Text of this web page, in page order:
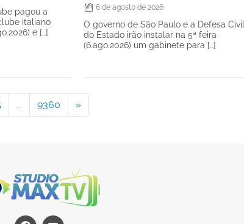
pagou a
italiano
e […]
6 de agosto de 2026
O governo de São Paulo e a Defesa Civil
do Estado irão instalar na 5ª feira
(6.ago.2026) um gabinete para […]
... 9360 »